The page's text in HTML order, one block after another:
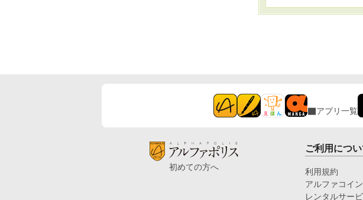
アプリ一覧
初めての方へ
ご利用につ
利用規約
アルファコイ
レンタルサー